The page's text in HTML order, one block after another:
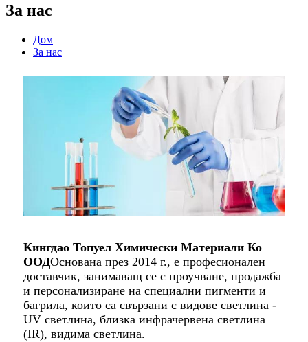
За нас
Дом
За нас
Кингдао Топуел Химически Материали Ко
ООДОснована през 2014 г., е професионален
доставчик, занимаващ се с проучване, продажба
и персонализиране на специални пигменти и
багрила, които са свързани с видове светлина -
UV светлина, близка инфрачервена светлина
(IR), видима светлина.